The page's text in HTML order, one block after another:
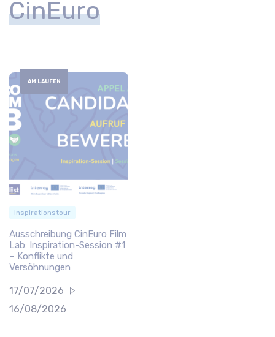
CinEuro
AM LAUFEN
Inspirationstour
Ausschreibung CinEuro Film
Lab: Inspiration-Session #1
– Konflikte und
Versöhnungen
17/07/2026
16/08/2026